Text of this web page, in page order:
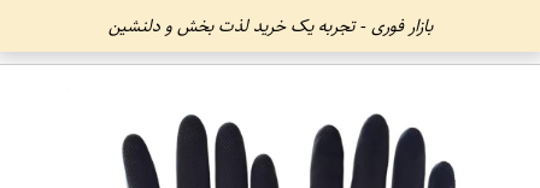
بازار فوری - تجربه یک خرید لذت بخش و دلنشین